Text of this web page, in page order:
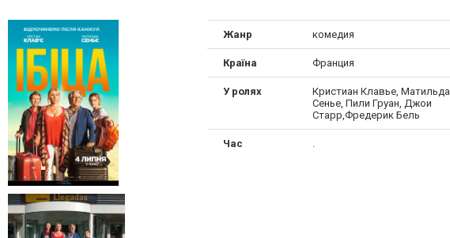
Жанр комедия
Країна Франция
У ролях
Кристиан Клавье, Матильда
Сенье, Пили Груан, Джои
Старр,Фредерик Бель
Час .